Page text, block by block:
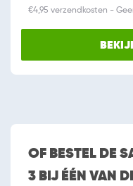
€4,95 verzendkosten -
OF BESTEL DE
3 BIJ ÉÉN VAN